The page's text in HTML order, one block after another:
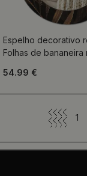
Espelho decorativo
Folhas de bananeira
54.99 €
1